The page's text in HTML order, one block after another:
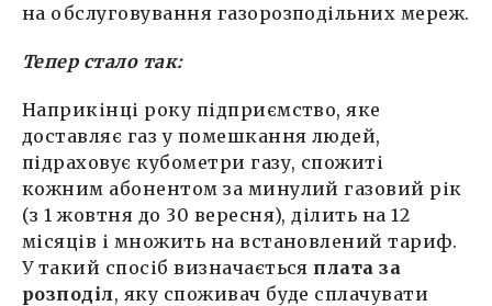
на обслуговування газорозподільних мереж.
Тепер стало так:
Наприкінці року підприємство, яке
доставляє газ у помешкання людей,
підраховує кубометри газу, спожиті
кожним абонентом за минулий газовий рік
(з 1 жовтня до 30 вересня), ділить на 12
місяців і множить на встановлений тариф.
У такий спосіб визначається плата за
розподіл, яку споживач буде сплачувати